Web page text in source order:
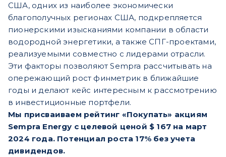
США, одних из наиболее экономически
благополучных регионах США, подкрепляется
пионерскими изысканиями компании в области
водородной энергетики, а также СПГ-проектами,
реализуемыми совместно с лидерами отрасли.
Эти факторы позволяют Sempra рассчитывать на
опережающий рост финметрик в ближайшие
годы и делают кейс интересным к рассмотрению
в инвестиционные портфели.
Мы присваиваем рейтинг «Покупать» акциям
Sempra Energy с целевой ценой $ 167 на март
2024 года. Потенциал роста 17% без учета
дивидендов.